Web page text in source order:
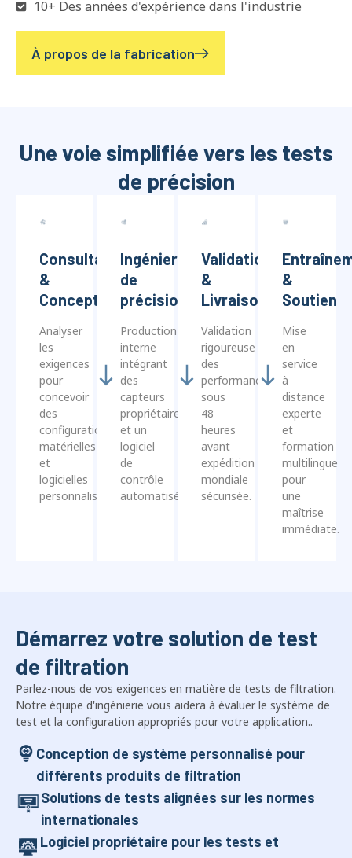
À propos de la fabrication
de précision
Consultation
Conception
Analyser
les
exigences
pour
concevoir
des
configurations
matérielles
logicielles
personnalisées.
Ingénierie
précision
Production
interne
intégrant
des
capteurs
propriétaires
et un
logiciel
de
contrôle
automatisé.
Validation
Livraison
Validation
rigoureuse
des
performances
sous
heures
avant
expédition
mondiale
sécurisée.
Soutien
Mise
en
service
distance
experte
et
formation
multilingue
pour
une
maîtrise
immédiate.
de filtration
Parlez-nous de vos exigences en matière de tests de filtration.
Notre équipe d'ingénierie vous aidera à évaluer le système de
test et la configuration appropriés pour votre application..
Conception de système personnalisé pour
Solutions de tests alignées sur les normes
internationales
Logiciel propriétaire pour les tests et
analyses automatisés
Diagnostics à distance et assistance